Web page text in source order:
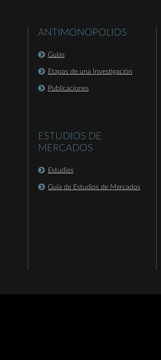
ANTIMONOPOLIOS
Guías
Etapas de una Investigación
Publicaciones
ESTUDIOS DE
MERCADOS
Estudios
Guía de Estudios de Mercados